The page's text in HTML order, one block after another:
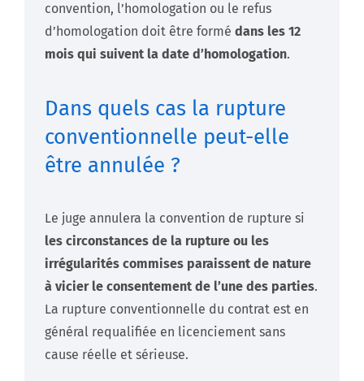
convention, l’homologation ou le refus
d’homologation doit être formé dans les 12
mois qui suivent la date d’homologation.
Dans quels cas la rupture
conventionnelle peut-elle
être annulée ?
Le juge annulera la convention de rupture si
les circonstances de la rupture ou les
irrégularités commises paraissent de nature
à vicier le consentement de l’une des parties.
La rupture conventionnelle du contrat est en
général requalifiée en licenciement sans
cause réelle et sérieuse.